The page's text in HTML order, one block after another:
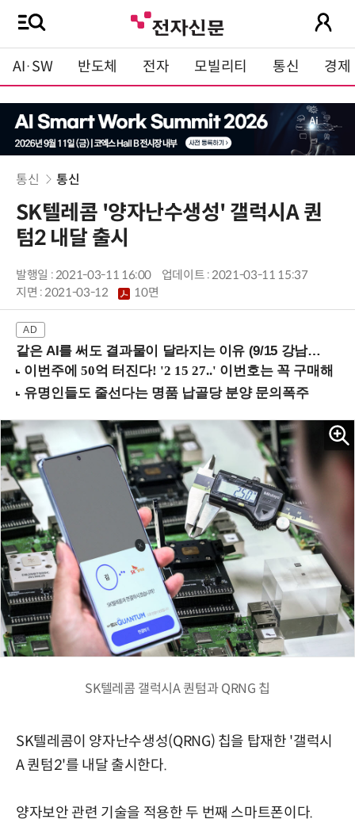
AI·SW 반도체 전자 모빌리티 통신 경제
통신 통신
SK텔레콤 '양자난수생성' 갤럭시A 퀀
텀2 내달 출시
발행일 : 2021-03-11 16:00
업데이트 : 2021-03-11 15:37
지면 :2021-03-12 10면
같은 AI를 써도 결과물이 달라지는 이유 (9/15 강남역)
SK텔레콤 갤럭시A 퀀텀과 QRNG 칩
SK텔레콤이 양자난수생성(QRNG) 칩을 탑재한 '갤럭시
A 퀀텀2'를 내달 출시한다.
양자보안 관련 기술을 적용한 두 번째 스마트폰이다.